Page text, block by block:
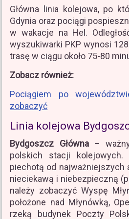
Główna linia kolejowa, po
Gdynia oraz pociągi
w wakacje na Hel.
wyszukiwarki PKP wynosi
trasę w ciągu około 75-80
Zobacz również:
Pociągiem po
zobaczyć
Linia kolejowa
Bydgoszcz Główna– ważny
polskich stacji kolejowych.
piechotą od najważniejszych
nieciekawą i niebezpieczną
należy zobaczyć Wyspę
położone nad Młynówką,
rzeką budynek Poczty